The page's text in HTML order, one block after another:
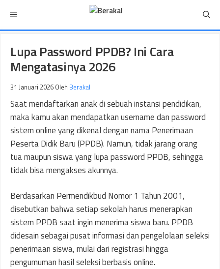
isi
Menu
Lupa Password PPDB? Ini Cara
Mengatasinya 2026
31 Januari 2026 Oleh Berakal
Saat mendaftarkan anak di sebuah instansi pendidikan,
maka kamu akan mendapatkan username dan password
sistem online yang dikenal dengan nama Penerimaan
Peserta Didik Baru (PPDB). Namun, tidak jarang orang
tua maupun siswa yang lupa password PPDB, sehingga
tidak bisa mengakses akunnya.
Berdasarkan Permendikbud Nomor 1 Tahun 2001,
disebutkan bahwa setiap sekolah harus menerapkan
sistem PPDB saat ingin menerima siswa baru. PPDB
didesain sebagai pusat informasi dan pengelolaan seleksi
penerimaan siswa, mulai dari registrasi hingga
pengumuman hasil seleksi berbasis online.